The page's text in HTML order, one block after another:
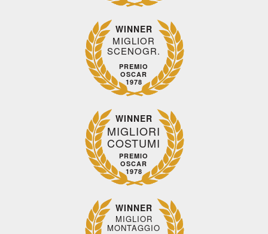
WINNER
MIGLIOR
SCENOGR.
PREMIO
OSCAR
1978
WINNER
MIGLIORI
COSTUMI
PREMIO
OSCAR
1978
WINNER
MIGLIOR
MONTAGGIO